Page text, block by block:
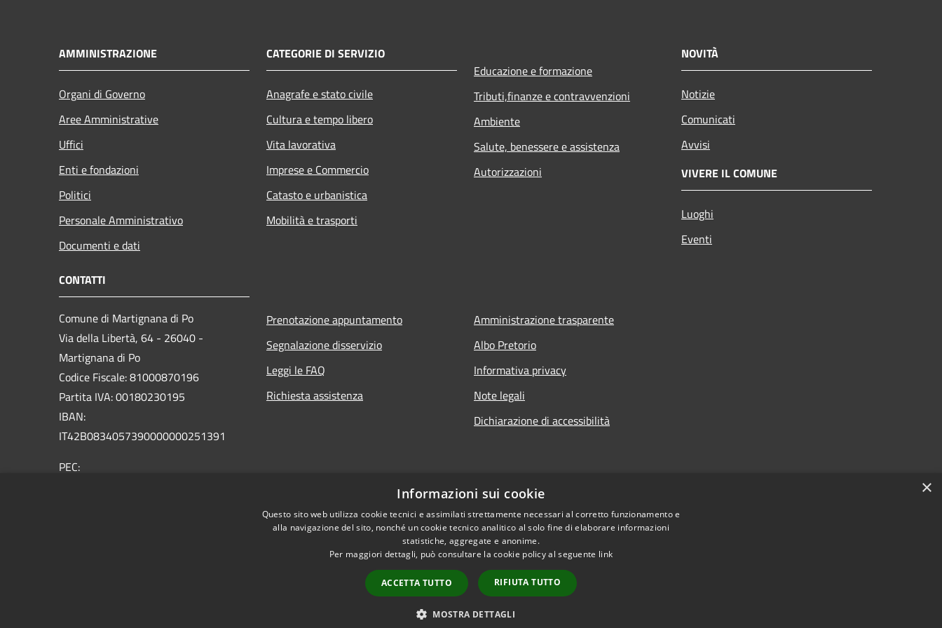
AMMINISTRAZIONE
Organi di Governo
Aree Amministrative
Uffici
Enti e fondazioni
Politici
Personale Amministrativo
Documenti e dati
CATEGORIE DI SERVIZIO
Anagrafe e stato civile
Cultura e tempo libero
Vita lavorativa
Imprese e Commercio
Catasto e urbanistica
Mobilità e trasporti
Educazione e formazione
Tributi,finanze e contravvenzioni
Ambiente
Salute, benessere e assistenza
Autorizzazioni
NOVITÀ
Notizie
Comunicati
Avvisi
VIVERE IL COMUNE
Luoghi
Eventi
CONTATTI
Comune di Martignana di Po
Via della Libertà, 64 - 26040 -
Martignana di Po
Codice Fiscale: 81000870196
Partita IVA: 00180230195
IBAN:
IT42B0834057390000000251391
PEC:
Prenotazione appuntamento
Segnalazione disservizio
Leggi le FAQ
Richiesta assistenza
Amministrazione trasparente
Albo Pretorio
Informativa privacy
Note legali
Dichiarazione di accessibilità
Copyright © 2026 • Comune di Martignana di Po • Powered by
×
Informazioni sui cookie
Questo sito web utilizza cookie tecnici e assimilati strettamente necessari al corretto funzionamento e
alla navigazione del sito, nonché un cookie tecnico analitico al solo fine di elaborare informazioni
statistiche, aggregate e anonime.
Per maggiori dettagli, può consultare la cookie policy al seguente link
ACCETTA TUTTO RIFIUTA TUTTO
MOSTRA DETTAGLI